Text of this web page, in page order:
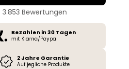
3.853 Bewertungen
Bezahlen in 30 Tagen
mit Klarna/Paypal
2 Jahre Garantie
Auf jegliche Produkte